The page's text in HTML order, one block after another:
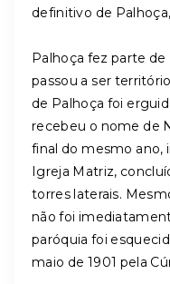
definitivo de
Palhoça fez parte de
passou a ser
de Palhoça foi
recebeu o nome de
final do mesmo ano,
Igreja Matriz,
torres laterais.
não foi
paróquia foi
maio de 1901 pela